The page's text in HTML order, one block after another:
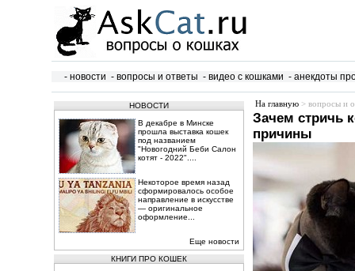
- новости - вопросы и ответы - видео с кошками - анекдоты
НОВОСТИ
В декабре в Минске
прошла выставка кошек
под названием
"Новогодний Беби Салон
котят - 2022"....
Некоторое время назад
сформировалось особое
направление в искусстве
— оригинальное
оформление...
Еще новости
КНИГИ ПРО КОШЕК
На главную > вопросы и
Зачем стричь
причины